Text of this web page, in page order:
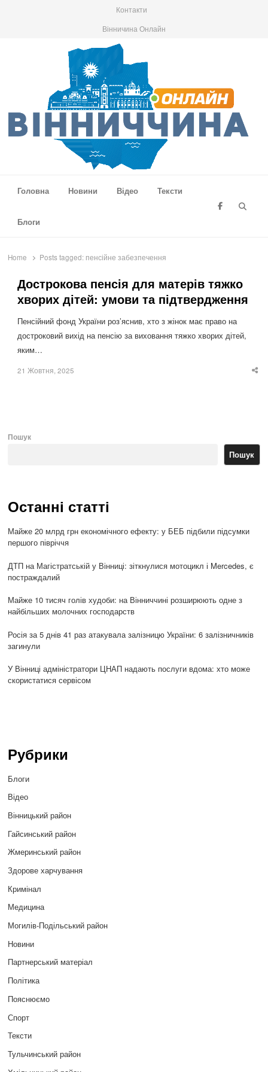
Контакти
Вінничина Онлайн
Головна
Новини Відео Тексти
Блоги
Home Posts tagged: пенсійне забезпечення
Дострокова пенсія для матерів тяжко
хворих дітей: умови та підтвердження
Пенсійний фонд України роз’яснив, хто з жінок має право на
достроковий вихід на пенсію за виховання тяжко хворих дітей,
яким…
21 Жовтня, 2025
Пошук
Пошук
Останні статті
Майже 20 млрд грн економічного ефекту: у БЕБ підбили підсумки
першого півріччя
ДТП на Магістратській у Вінниці: зіткнулися мотоцикл і Mercedes, є
постраждалий
Майже 10 тисяч голів худоби: на Вінниччині розширюють одне з
найбільших молочних господарств
Росія за 5 днів 41 раз атакувала залізницю України: 6 залізничників
загинули
У Вінниці адміністратори ЦНАП надають послуги вдома: хто може
скористатися сервісом
Рубрики
Блоги
Відео
Вінницький район
Гайсинський район
Жмеринський район
Здорове харчування
Кримінал
Медицина
Могилів-Подільський район
Новини
Партнерський матеріал
Політика
Пояснюємо
Спорт
Тексти
Тульчинський район